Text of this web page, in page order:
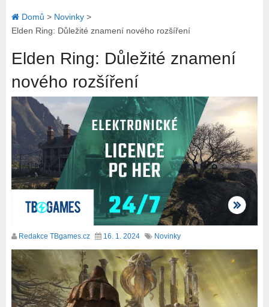
Domů > Novinky>
Elden Ring: Důležité znamení nového rozšíření
Elden Ring: Důležité znamení
nového rozšíření
Redakce TBgames.cz 16. 1. 2024 Novinky